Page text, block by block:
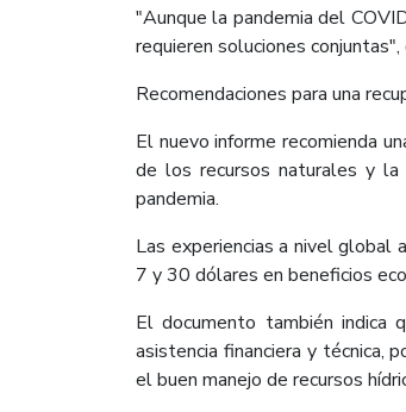
"Aunque la pandemia del
requieren soluciones
Recomendaciones para una
El nuevo informe recomienda
de los recursos naturales y la
pandemia.
Las experiencias a nivel global
7 y 30 dólares en beneficios
El documento también indica
asistencia financiera y técnica,
el buen manejo de recursos